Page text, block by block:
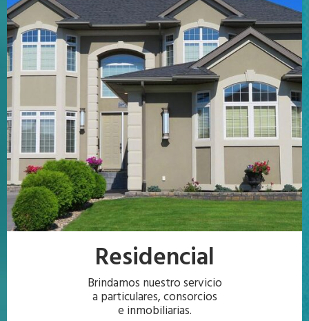
Residencial
Brindamos nuestro servicio
a particulares, consorcios
e inmobiliarias.